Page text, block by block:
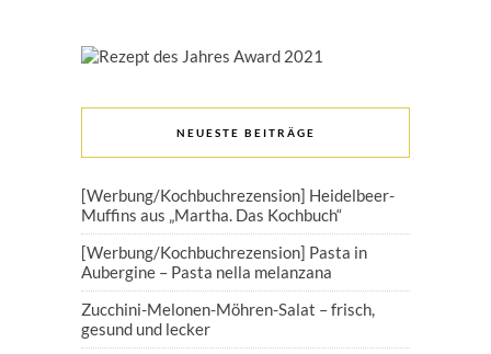
NEUESTE BEITRÄGE
[Werbung/Kochbuchrezension] Heidelbeer-
Muffins aus „Martha. Das Kochbuch“
[Werbung/Kochbuchrezension] Pasta in
Aubergine – Pasta nella melanzana
Zucchini-Melonen-Möhren-Salat – frisch,
gesund und lecker